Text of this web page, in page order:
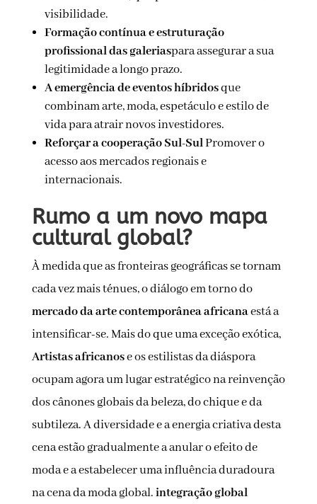
visibilidade.
Formação contínua e estruturação
profissional das galeriaspara assegurar a sua
legitimidade a longo prazo.
A emergência de eventos híbridosque
combinam arte, moda, espetáculo e estilo de
vida para atrair novos investidores.
Reforçar a cooperação Sul-SulPromover o
acesso aos mercados regionais e
internacionais.
Rumo a um novo mapa
cultural global?
À medida que as fronteiras geográficas se tornam
cada vez mais ténues, o diálogo em torno do
mercado da arte contemporânea africanaestá a
intensificar-se. Mais do que uma exceção exótica,
Artistas africanose os estilistas da diáspora
ocupam agora um lugar estratégico na reinvenção
dos cânones globais da beleza, do chique e da
subtileza. A diversidade e a energia criativa desta
cena estão gradualmente a anular o efeito de
moda e a estabelecer uma influência duradoura
na cena da moda global.integração global